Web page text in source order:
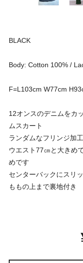
BLACK
Body: Cotton 100% /
F=L103cm W77cm
12オンスのデニムをカ
ムスカート
ランダムなフリンジ加
ウエスト77㎝と大きめ
めです
センターバックにスリ
ももの上まで裏地付き